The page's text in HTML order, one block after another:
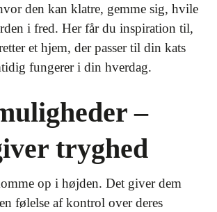
den kan klatre, gemme sig, hvile
i fred. Her får du inspiration til,
et hjem, der passer til din kats
fungerer i din hverdag.
–
tryghed
op i højden. Det giver dem
følelse af kontrol over deres